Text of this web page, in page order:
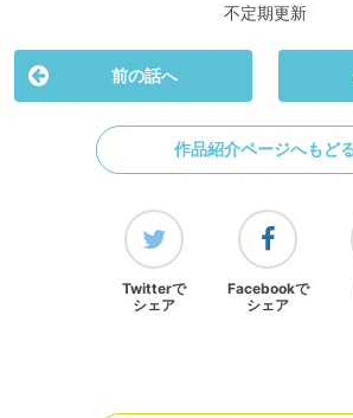
不定期更新
前の話へ
作品紹介ページへもど
Twitterで
シェア
Facebookで
シェア